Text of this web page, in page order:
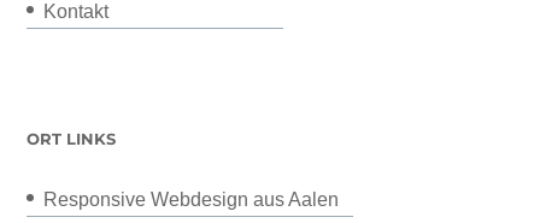
Kontakt
ORT LINKS
Responsive Webdesign aus Aalen